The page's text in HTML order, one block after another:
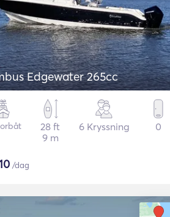
Edgewater 265cc
28 ft
9 m
6 Kryssning 0
/dag